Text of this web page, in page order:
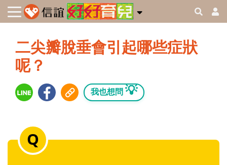
二尖瓣脫垂會引起哪些症狀
呢？
我也想問 💡